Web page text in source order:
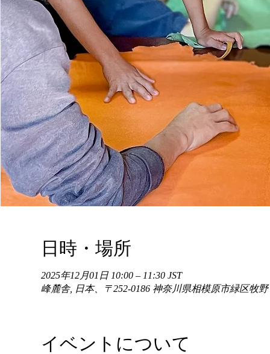
日時・場所
2025年12月01日 10:00 – 11:30 JST
峰麓舎, 日本、〒252-0186 神奈川県相模原市緑区牧
イベントについて